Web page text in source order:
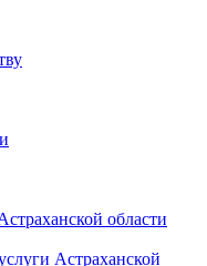
области
Астраханской